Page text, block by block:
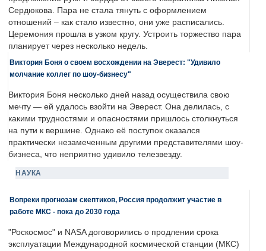
Сердюкова. Пара не стала тянуть с оформлением
отношений – как стало известно, они уже расписались.
Церемония прошла в узком кругу. Устроить торжество пара
планирует через несколько недель.
Виктория Боня о своем восхождении на Эверест: "Удивило
молчание коллег по шоу-бизнесу"
Виктория Боня несколько дней назад осуществила свою
мечту — ей удалось взойти на Эверест. Она делилась, с
какими трудностями и опасностями пришлось столкнуться
на пути к вершине. Однако её поступок оказался
практически незамеченным другими представителями шоу-
бизнеса, что неприятно удивило телезвезду.
НАУКА
Вопреки прогнозам скептиков, Россия продолжит участие в
работе МКС - пока до 2030 года
"Роскосмос" и NASA договорились о продлении срока
эксплуатации Международной космической станции (МКС)